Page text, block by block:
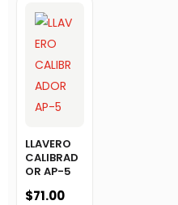
LLAVERO
CALIBRAD
OR AP-5
$71.00